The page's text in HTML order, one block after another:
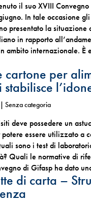
il suo XVIII
In tale occasione
presentato la situazione
in rapporto
ambito internazionale. È
cartone per
stabilisce
| Senza categoria
deve possedere un
essere utilizzato a
sono i test di
Quali le normative di
di Gifasp ha dato
di carta –